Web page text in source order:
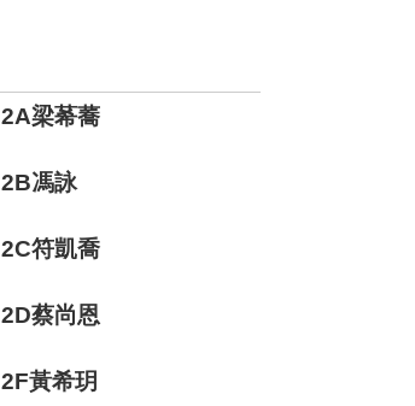
2A梁莃蕎
2B馮詠
2C符凱喬
2D蔡尚恩
2F黃希玥